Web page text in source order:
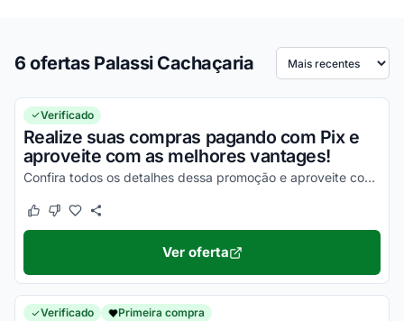
6 ofertas Palassi Cachaçaria Ordenar por
Verificado
Realize suas compras pagando com Pix e
aproveite com as melhores vantages!
Confira todos os detalhes dessa promoção e aproveite com vantagens simplesmente incríveis!
Este cupom funcionou
Este cupom não funcionou
Ver oferta
Verificado Primeira compra